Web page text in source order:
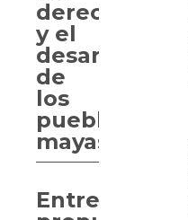
derechos
y el
desarrollo
de
los
pueblos
mayas
Entregan